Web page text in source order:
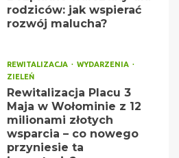
rodziców: jak wspierać
rozwój malucha?
REWITALIZACJA
WYDARZENIA
ZIELEŃ
Rewitalizacja Placu 3
Maja w Wołominie z 12
milionami złotych
wsparcia – co nowego
przyniesie ta